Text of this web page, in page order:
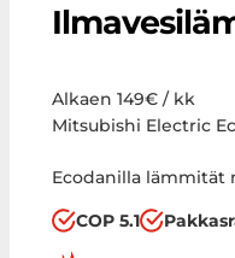
Alkaen 149€ / kk
Mitsubishi Electric
Ecodanilla lämmität
COP 5.1